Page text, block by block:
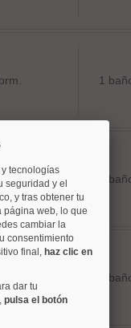
1
1
1
tecnologías
seguridad y el
y tras obtener tu
página web, lo que
cambiar la
consentimiento
final, haz clic en
dar tu
pulsa el botón